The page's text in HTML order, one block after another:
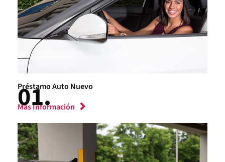
Préstamo Auto Nuevo
Más Información